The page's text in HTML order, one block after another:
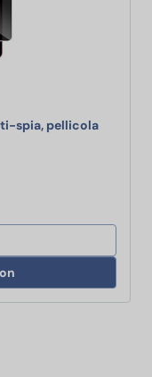
spia, pellicola